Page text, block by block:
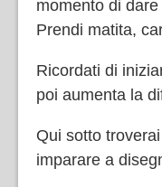
momento di
Prendi matita,
Ricordati di
poi aumenta la
Qui sotto
imparare a